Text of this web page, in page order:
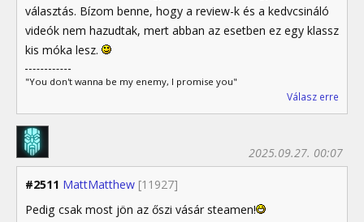
választás. Bízom benne, hogy a review-k és a kedvcsináló
videók nem hazudtak, mert abban az esetben ez egy klassz
kis móka lesz.
"You don't wanna be my enemy, I promise you"
Válasz erre
#2511 MattMatthew [11927]
2025.09.27. 00:07
Pedig csak most jön az őszi vásár steamen!